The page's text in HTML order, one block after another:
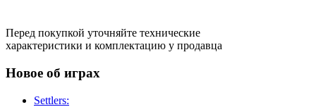
Перед покупкой уточняйте технические
характеристики и комплектацию у продавца
Новое об играх
Settlers: